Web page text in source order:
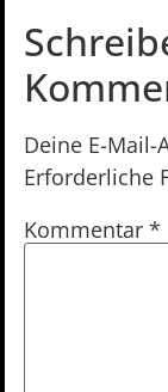
Deine E-
Erforderliche
Kommentar *